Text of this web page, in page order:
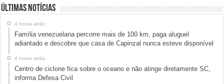
Últimas Notícias
4 horas atrás
Família venezuelana percorre mais de 100 km, paga aluguel
adiantado e descobre que casa de Capinzal nunca esteve disponível
4 horas atrás
Centro de ciclone fica sobre o oceano e não atinge diretamente SC,
informa Defesa Civil